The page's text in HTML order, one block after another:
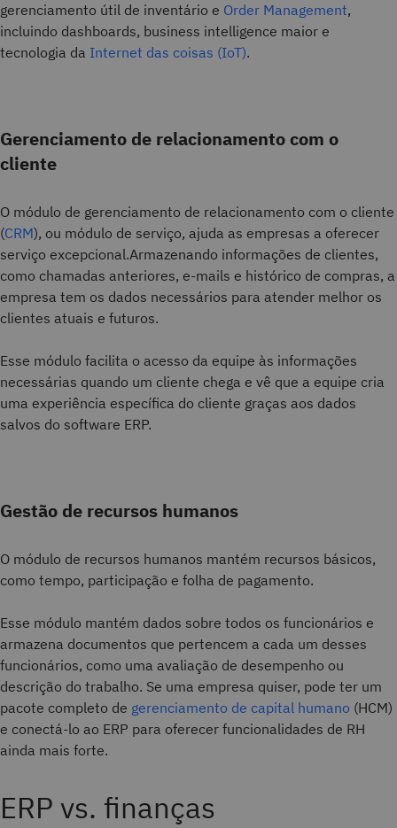
gerenciamento útil de inventário e Order Management,
incluindo dashboards, business intelligence maior e
tecnologia da Internet das coisas (IoT).
Gerenciamento de relacionamento com o
cliente
O módulo de gerenciamento de relacionamento com o cliente
(CRM), ou módulo de serviço, ajuda as empresas a oferecer
serviço excepcional.Armazenando informações de clientes,
como chamadas anteriores, e-mails e histórico de compras, a
empresa tem os dados necessários para atender melhor os
clientes atuais e futuros.
Esse módulo facilita o acesso da equipe às informações
necessárias quando um cliente chega e vê que a equipe cria
uma experiência específica do cliente graças aos dados
salvos do software ERP.
Gestão de recursos humanos
O módulo de recursos humanos mantém recursos básicos,
como tempo, participação e folha de pagamento.
Esse módulo mantém dados sobre todos os funcionários e
armazena documentos que pertencem a cada um desses
funcionários, como uma avaliação de desempenho ou
descrição do trabalho. Se uma empresa quiser, pode ter um
pacote completo de gerenciamento de capital humano (HCM)
e conectá-lo ao ERP para oferecer funcionalidades de RH
ainda mais forte.
ERP vs. finanças